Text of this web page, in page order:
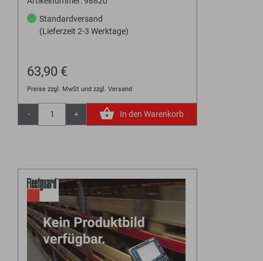
Standardversand
(Lieferzeit 2-3 Werktage)
63,90 €
Preise zzgl. MwSt und zzgl. Versand
- + In den Warenkorb